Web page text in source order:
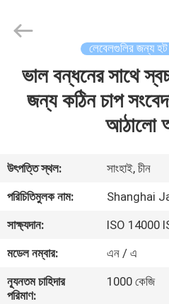
বাড়ি
আমাদের
সম্পর্কে
কারখানা
ভ্রমণ
Adhesive
Products
Reserved.
লেবেলগুলির জন্য
ভাল বন্ধনের সাথে
জন্য কঠিন চাপ
আঠালো
উৎপত্তি স্থল:
সাংহাই, চীন
পরিচিতিমুলক নাম:
Shanghai
সাক্ষ্যদান:
ISO 14000
মডেল নম্বার:
এন / এ
ন্যূনতম চাহিদার
পরিমাণ:
1000 কেজি